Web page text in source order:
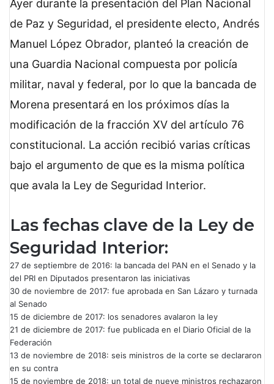
Ayer durante la presentación del Plan Nacional
de Paz y Seguridad, el presidente electo, Andrés
Manuel López Obrador, planteó la creación de
una Guardia Nacional compuesta por policía
militar, naval y federal, por lo que la bancada de
Morena presentará en los próximos días la
modificación de la fracción XV del artículo 76
constitucional. La acción recibió varias críticas
bajo el argumento de que es la misma política
que avala la Ley de Seguridad Interior.
Las fechas clave de la Ley de
Seguridad Interior:
27 de septiembre de 2016: la bancada del PAN en el Senado y la
del PRI en Diputados presentaron las iniciativas
30 de noviembre de 2017: fue aprobada en San Lázaro y turnada
al Senado
15 de diciembre de 2017: los senadores avalaron la ley
21 de diciembre de 2017: fue publicada en el Diario Oficial de la
Federación
13 de noviembre de 2018: seis ministros de la corte se declararon
en su contra
15 de noviembre de 2018: un total de nueve ministros rechazaron